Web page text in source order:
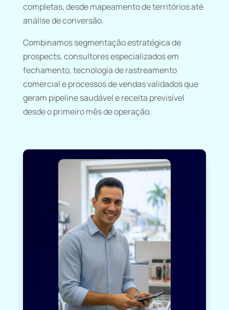
completas, desde mapeamento de territórios até
análise de conversão.
Combinamos segmentação estratégica de
prospects, consultores especializados em
fechamento, tecnologia de rastreamento
comercial e processos de vendas validados que
geram pipeline saudável e receita previsível
desde o primeiro mês de operação.